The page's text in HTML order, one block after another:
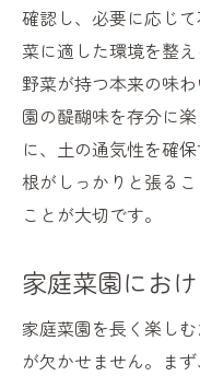
確認し、必要に応じ
菜に適した環境を整
野菜が持つ本来の味
園の醍醐味を存分に
に、土の通気性を確
根がしっかりと張る
ことが大切です。
家庭菜園にお
家庭菜園を長く楽し
が欠かせません。ま